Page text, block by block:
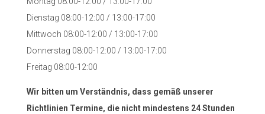
Dienstag 08:00-12:00 / 13:00-17:00
Mittwoch 08:00-12:00 / 13:00-17:00
Donnerstag 08:00-12:00 / 13:00-17:00
Freitag 08:00-12:00
Wir bitten um Verständnis, dass gemäß unserer
Richtlinien Termine, die nicht mindestens 24 Stunden